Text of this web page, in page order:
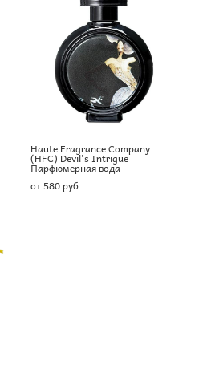
Haute Fragrance Company
(HFC) Devil's Intrigue
Парфюмерная вода
от 580 pуб.